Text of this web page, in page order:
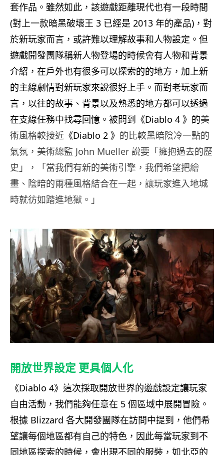
套作品。雖然如此，該遊戲距離現代也有一段時間
(對上一款暗黑破壞王 3 已經是 2013 年的產品)，對
於新玩家而言，或許難以理解故事和人物設定。但
遊戲開發團隊稱新人物登場的時候會有人物和背景
介紹，在戶外也有很多可以探索的的地方，加上新
的主線劇情對新玩家來說很好上手。而對老玩家而
言，以往的故事、背景以及熟悉的地方都可以透過
在支線任務中找尋回憶。被問到《Diablo 4 》的美
術風格較接近 《Diablo 2 》 的比較黑暗陰冷一點的
氣氛，美術總監 John Mueller 說要「擁抱過去的歷
史」，「當我們有新的美術引擎，我們希望把繪
畫、陰暗的兩種風格結合在一起，讓玩家進入地城
時就彷如踏進地獄。」
開放世界設定 更具個人化
《Diablo 4》這次採取開放世界的遊戲設定讓玩家
自由活動，我們能夠任意在 5 個區域中展開冒險。
根據 Blizzard 各大開發團隊在訪問中提到，他們希
望讓每個地區都有自己的特色，因此每當玩家到不
同地區探索的時候，會出現不同的服裝，如北亞的